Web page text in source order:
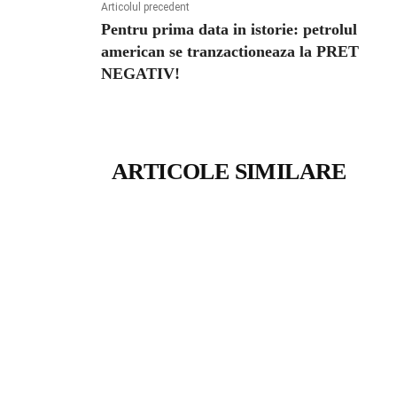
Articolul precedent
Pentru prima data in istorie: petrolul
american se tranzactioneaza la PRET
NEGATIV!
ARTICOLE SIMILARE